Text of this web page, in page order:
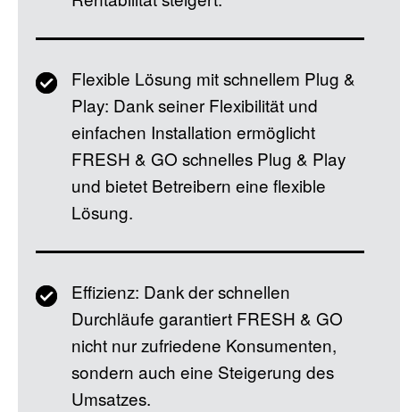
Flexible Lösung mit schnellem Plug &
Play: Dank seiner Flexibilität und
einfachen Installation ermöglicht
FRESH & GO schnelles Plug & Play
und bietet Betreibern eine flexible
Lösung.
Effizienz: Dank der schnellen
Durchläufe garantiert FRESH & GO
nicht nur zufriedene Konsumenten,
sondern auch eine Steigerung des
Umsatzes.